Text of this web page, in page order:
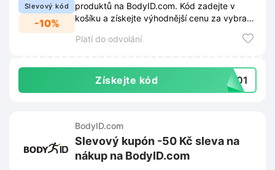
Slevový kód
-10%
produktů na BodyID.com. Kód zadejte v
košíku a získejte výhodnější cenu za vybrané
Platí do odvolání
Získejte kód K001
BodyID.com
Slevový kupón -50 Kč sleva na
nákup na BodyID.com